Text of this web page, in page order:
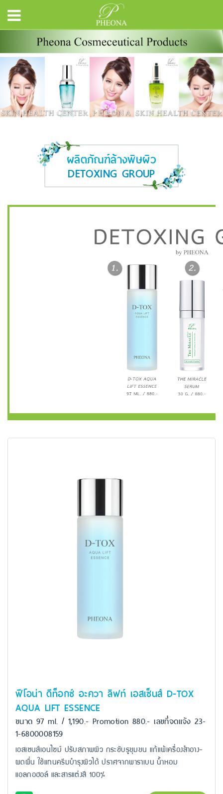
ผลิตภัณฑ์ล้างพิษผิว
DETOXING GROUP
ฟีโอน่า ดีท็อกซ์ อะควา ลิฟท์ เอสเซ็นส์ D-TOX
AQUA LIFT ESSENCE
ขนาด 97 ml. / 1,190.- Promotion 880.- เลขที่จดแจ้ง 23-
1-6800008159
เอสเซนส์เอนไซม์ ปรับสภาพผิว กระชับรูขุมขน แก้แพ้เครื่องสำอาง-
ผดผื่น ใช้แทนครีมบำรุงผิวได้ ปราศจากพาราเบน น้ำหอม
แอลกอฮอล์ และสารแต่งสี 100%